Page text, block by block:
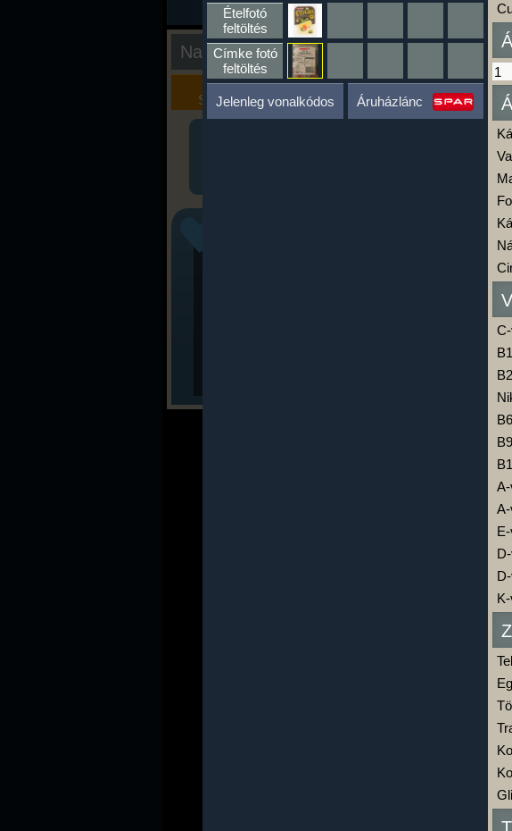
Nap kiértékelése
Kalória
Szimulátor
Szöveges
Értékelés
Ha
A
Ételfotó
feltöltés
Címke fotó
feltöltés
Jelenleg vonalkódos Áruházlánc